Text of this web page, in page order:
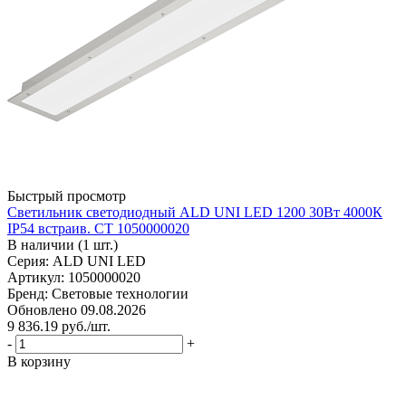
Быстрый просмотр
Светильник светодиодный ALD UNI LED 1200 30Вт 4000К
IP54 встраив. СТ 1050000020
В наличии (1 шт.)
Серия: ALD UNI LED
Артикул: 1050000020
Бренд: Световые технологии
Обновлено 09.08.2026
9 836.19 руб./шт.
-
+
В корзину